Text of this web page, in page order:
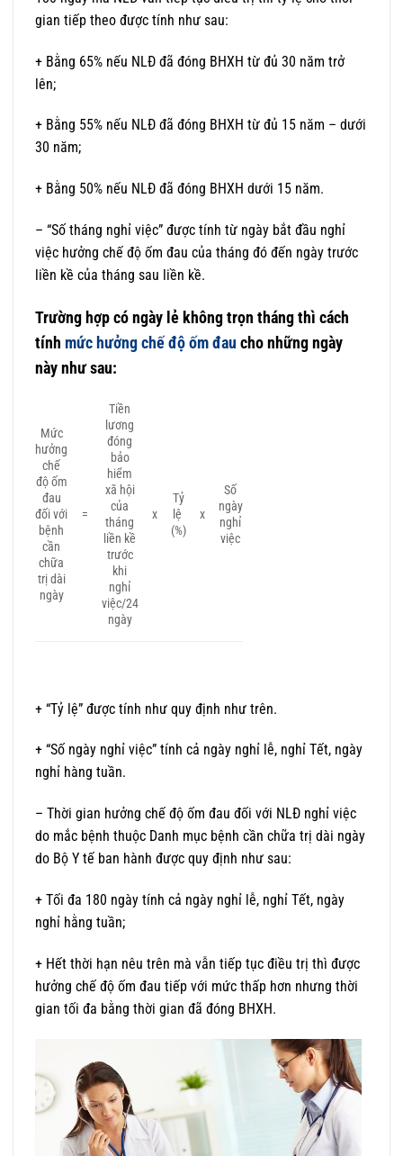
gian tiếp theo được tính như sau:
+ Bằng 65% nếu NLĐ đã đóng BHXH từ đủ 30 năm trở
lên;
+ Bằng 55% nếu NLĐ đã đóng BHXH từ đủ 15 năm – dưới
30 năm;
+ Bằng 50% nếu NLĐ đã đóng BHXH dưới 15 năm.
– “Số tháng nghỉ việc” được tính từ ngày bắt đầu nghỉ
việc hưởng chế độ ốm đau của tháng đó đến ngày trước
liền kề của tháng sau liền kề.
Trường hợp có ngày lẻ không trọn tháng thì cách
tính mức hưởng chế độ ốm đau cho những ngày
này như sau:
Mức
hưởng
chế
độ ốm
đau
đối với
bệnh
cần
chữa
trị dài
ngày
=
Tiền
lương
đóng
bảo
hiểm
xã hội
của
tháng
liền kề
trước
khi
nghỉ
việc/24
ngày
x
Tỷ
lệ
(%)
x
Số
ngày
nghỉ
việc
+ “Tỷ lệ” được tính như quy định như trên.
+ “Số ngày nghỉ việc” tính cả ngày nghỉ lễ, nghỉ Tết, ngày
nghỉ hàng tuần.
– Thời gian hưởng chế độ ốm đau đối với NLĐ nghỉ việc
do mắc bệnh thuộc Danh mục bệnh cần chữa trị dài ngày
do Bộ Y tế ban hành được quy định như sau:
+ Tối đa 180 ngày tính cả ngày nghỉ lễ, nghỉ Tết, ngày
nghỉ hằng tuần;
+ Hết thời hạn nêu trên mà vẫn tiếp tục điều trị thì được
hưởng chế độ ốm đau tiếp với mức thấp hơn nhưng thời
gian tối đa bằng thời gian đã đóng BHXH.